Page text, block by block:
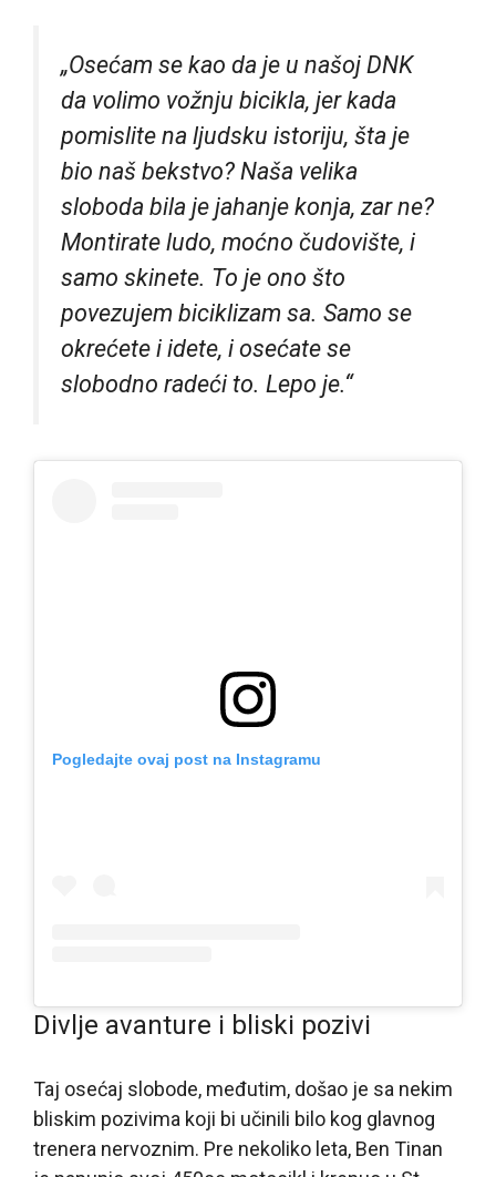
„Osećam se kao da je u našoj DNK
da volimo vožnju bicikla, jer kada
pomislite na ljudsku istoriju, šta je
bio naš bekstvo? Naša velika
sloboda bila je jahanje konja, zar ne?
Montirate ludo, moćno čudovište, i
samo skinete. To je ono što
povezujem biciklizam sa. Samo se
okrećete i idete, i osećate se
slobodno radeći to. Lepo je.“
Pogledajte ovaj post na Instagramu
Divlje avanture i bliski pozivi
Taj osećaj slobode, međutim, došao je sa nekim
bliskim pozivima koji bi učinili bilo kog glavnog
trenera nervoznim. Pre nekoliko leta, Ben Tinan